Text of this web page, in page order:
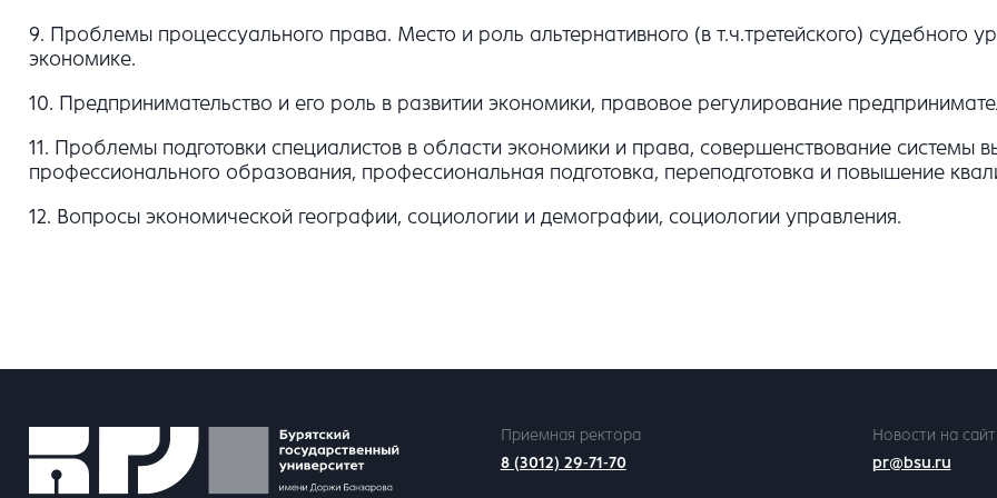
9. Проблемы процессуального права. Место и роль альтернативного (в т.ч.третейского) судебного
экономике.
10. Предпринимательство и его роль в развитии экономики, правовое регулирование
11. Проблемы подготовки специалистов в области экономики и права, совершенствование системы
профессионального образования, профессиональная подготовка, переподготовка и повышение
12. Вопросы экономической географии, социологии и демографии, социологии управления.
Приемная ректора
8 (3012) 29-71-70
Новости на сайт
pr@bsu.ru